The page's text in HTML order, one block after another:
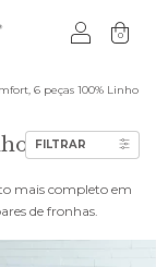
0
6 peças 100% Linho
Europeu
FILTRAR
mais completo em
de fronhas.